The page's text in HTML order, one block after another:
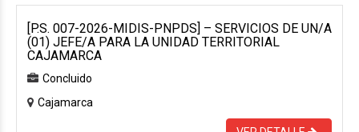
[P.S. 007-2026-MIDIS-PNPDS] – SERVICIOS DE UN/A
(01) JEFE/A PARA LA UNIDAD TERRITORIAL
CAJAMARCA
Concluido
Cajamarca